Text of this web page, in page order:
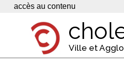
Panneau de gestion des cookies
accès au contenu
Ville et